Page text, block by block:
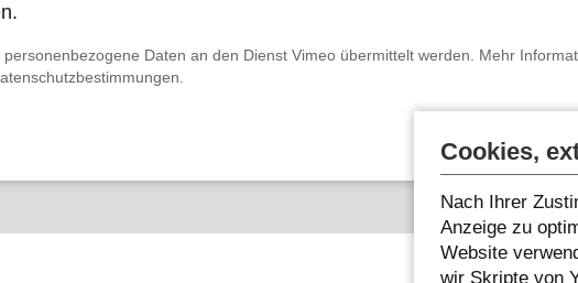
personenbezogene Daten an den Dienst Vimeo übermittelt werden. Mehr
.
Inhalte
Cookies,
Nach Ihrer
Anzeige zu
Website
wir Skripte von